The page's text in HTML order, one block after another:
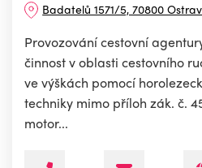
Badatelů 1571/5, 70800
Provozování cestovní
činnost v oblasti cestovního
ve výškách pomocí
techniky mimo příloh zák. č.
motor...